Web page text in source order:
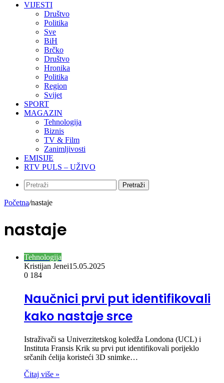
VIJESTI
Društvo
Politika
Sve
BiH
Brčko
Društvo
Hronika
Politika
Region
Svijet
SPORT
MAGAZIN
Tehnologija
Biznis
TV & Film
Zanimljivosti
EMISIJE
RTV PULS – UŽIVO
Pretraži
Početna/nastaje
nastaje
Tehnologija
Kristijan Jenei15.05.2025
0 184
Naučnici prvi put identifikovali
kako nastaje srce
Istraživači sa Univerzitetskog koledža Londona (UCL) i
Instituta Fransis Krik su prvi put identifikovali porijeklo
srčanih ćelija koristeći 3D snimke…
Čitaj više »